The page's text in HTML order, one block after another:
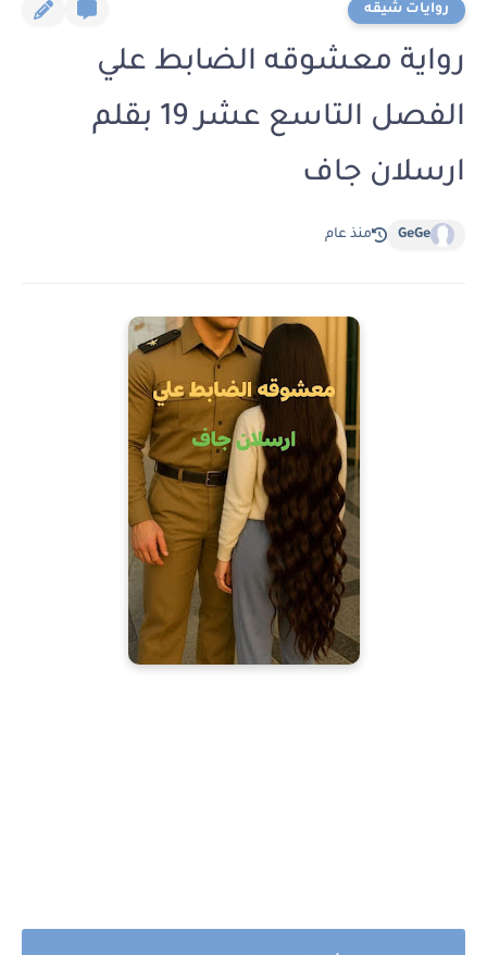
روايات شيقه
رواية معشوقه الضابط علي
الفصل التاسع عشر 19 بقلم
ارسلان جاف
GeGe منذ عام